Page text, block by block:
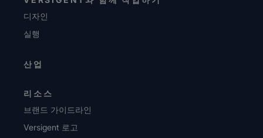
디자인
실행
산업
리소스
브랜드 가이드라인
Versigent 로고